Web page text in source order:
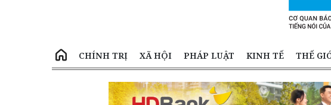
CHÍNH TRỊ XÃ HỘI PHÁP LUẬT KINH TẾ THẾ